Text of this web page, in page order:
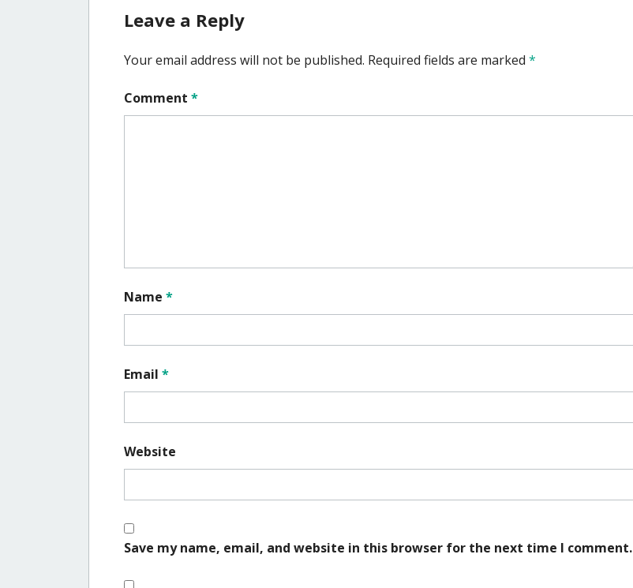
Leave a Reply
Your email address will not be published. Required fields are marked *
Comment *
Name *
Email *
Website
Save my name, email, and website in this browser for the next time I comment.